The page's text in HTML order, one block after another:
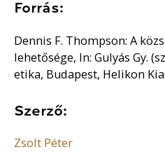
Forrás:
Dennis F. Thompson: A
lehetősége, In: Gulyás Gy.
etika, Budapest, Helikon
Szerző:
Zsolt Péter